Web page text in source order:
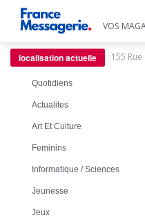
VOS
localisation actuelle : 155
Quotidiens
Actualites
Art Et Culture
Feminins
Informatique / Sciences
Jeunesse
Jeux